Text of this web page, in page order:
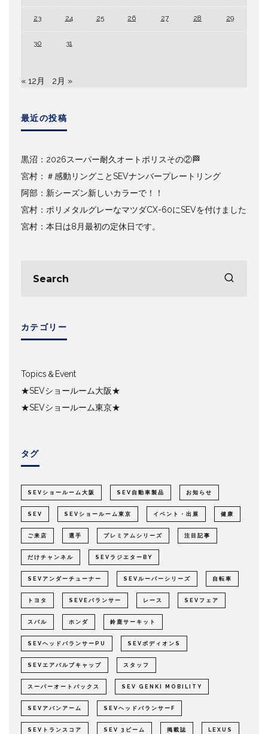
23 24 25 26 27 28 29
30 31
« 12月 2月 »
最近の投稿
黒沼：2026スーパー耐久オートポリスその②🏁
宮村：＃感動リングことSEVナンバープレートリング
阿部：新シーズン新しいカラーで！！
宮村：ポリメタルグレーなマツダCX-60にSEVを付けました
宮村：本日は8月最初の定休日です。
カテゴリー
Topics＆Event
★SEVショールーム大阪★
★SEVショールーム東京★
タグ
SEVショールーム大阪 SEV自動車製品 お知らせ
SEV SEVショールーム東京 イベント・出展 健康
ご来店 選手 プレミアムシリーズ 注目記事
だけチャンネル SEVラジエターBY
SEVアンダーチューナー SEVルーパーシリーズ 自転車
トヨタ SEVEバランサー レース SEVフェア
スバル ホンダ 鈴鹿サーキット
SEVヘッドバランサーPU SEVボディオンS
SEVエアバルブキャップ スタッフ
スーパーオートバックス SEV GENKI MOBILITY
SEVアバンアーム SEVヘッドバランサーF
SEVトランスコア SEV 3ビーム 掲載誌 LEXUS